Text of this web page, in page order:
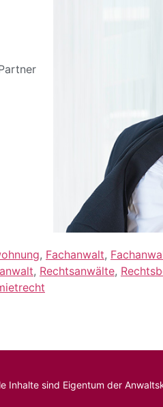
, Fachanwalt,
, Rechtsanwälte,
sind Eigentum der